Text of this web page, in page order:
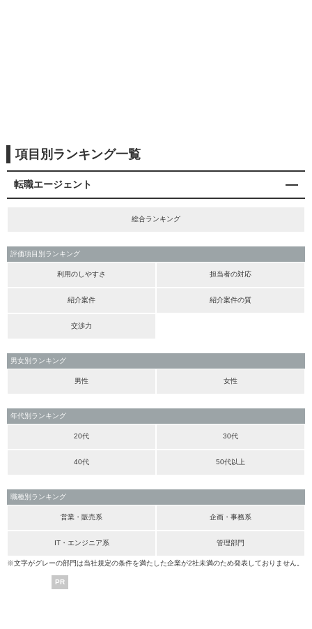
項目別ランキング一覧
転職エージェント
総合ランキング
評価項目別ランキング
利用のしやすさ 担当者の対応
紹介案件 紹介案件の質
交渉力
男女別ランキング
男性 女性
年代別ランキング
20代 30代
40代 50代以上
職種別ランキング
営業・販売系 企画・事務系
IT・エンジニア系 管理部門
※文字がグレーの部門は当社規定の条件を満たした企業が2社未満のため発表しておりません。
PR